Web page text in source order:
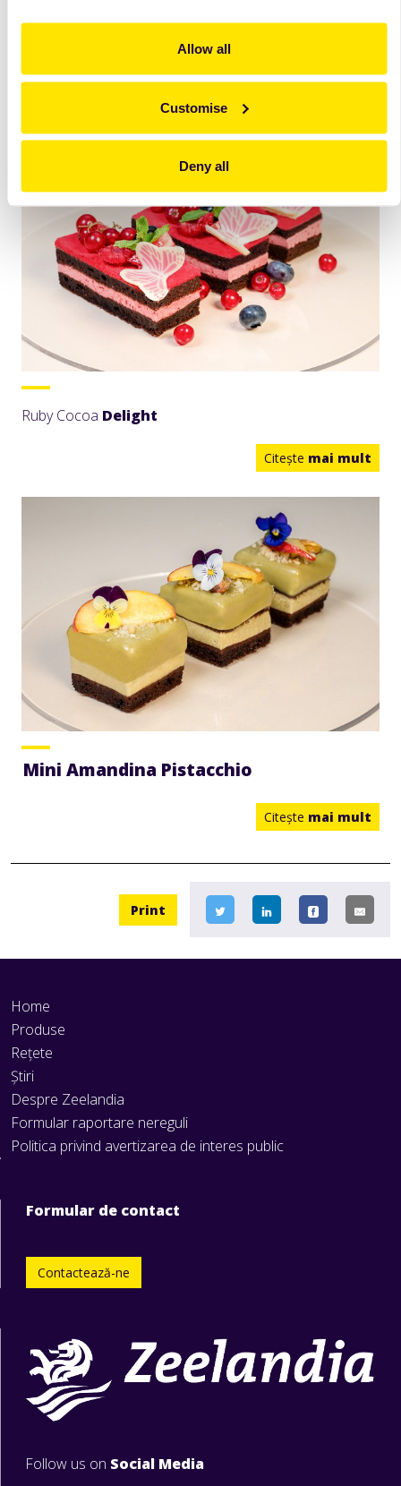
Allow all
Customise
Deny all
Easter Delight
Ruby Cocoa Delight
Citeşte mai mult
Mini Amandina Pistacchio
Citeşte mai mult
Print
Home
Produse
Rețete
Știri
Despre Zeelandia
Formular raportare nereguli
Politica privind avertizarea de interes public
Formular de contact
Contactează-ne
Follow us on Social Media